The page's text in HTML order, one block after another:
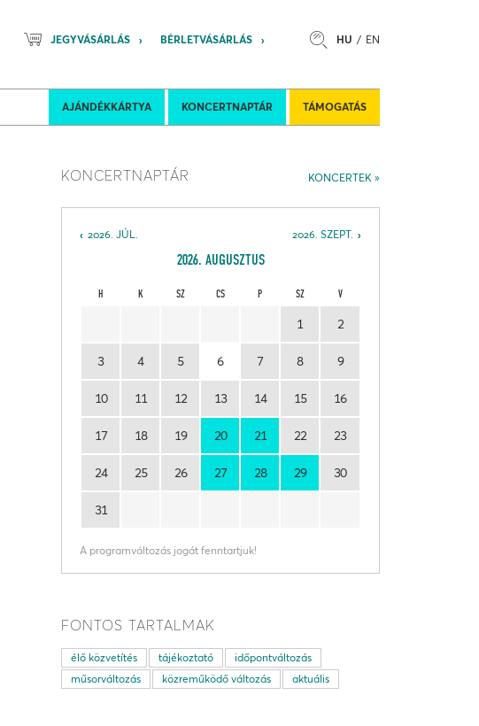
HU EN
JEGYVÁSÁRLÁS BÉRLETVÁSÁRLÁS
AJÁNDÉKKÁRTYA KONCERTNAPTÁR TÁMOGATÁS
KONCERTEK
KONCERTNAPTÁR
2026. SZEPT.
2026. JÚL.
2026. AUGUSZTUS
H K SZ CS P SZ V
1 2
3 4 5 6 7 8 9
10 11 12 13 14 15 16
17 18 19 20 21 22 23
24 25 26 27 28 29 30
31
A programváltozás jogát fenntartjuk!
FONTOS TARTALMAK
élő közvetítés tájékoztató
időpontváltozás
műsorváltozás
közreműködő változás aktuális